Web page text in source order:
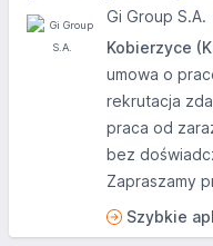
Gi Group S.A.
Kobierzyce
umowa o
rekrutacja
praca od
bez
Zapraszamy
Szybkie